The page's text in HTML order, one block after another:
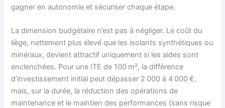
gagner en autonomie et sécuriser chaque étape.
La dimension budgétaire n’est pas à négliger. Le coût du
liège, nettement plus élevé que les isolants synthétiques ou
minéraux, devient attractif uniquement si les aides sont
enclenchées. Pour une ITE de 100 m², la différence
d’investissement initial peut dépasser 2 000 à 4 000 €,
mais, sur la durée, la réduction des opérations de
maintenance et le maintien des performances (sans risque